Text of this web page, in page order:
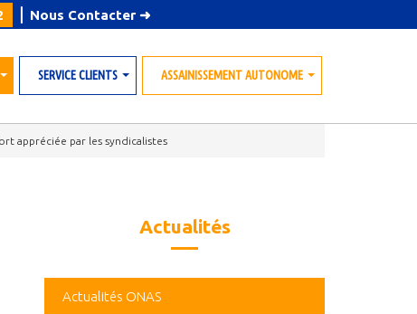
Nous Contacter ➜
SERVICE CLIENTS ASSAINISSEMENT AUTONOME
appréciée par les syndicalistes
Actualités
Actualités ONAS